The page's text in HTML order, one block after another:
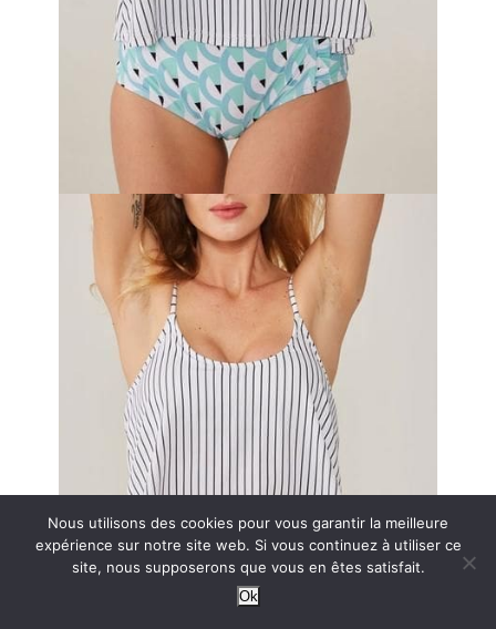
Nous utilisons des cookies pour vous garantir la meilleure
expérience sur notre site web. Si vous continuez à utiliser ce
site, nous supposerons que vous en êtes satisfait.
Ok